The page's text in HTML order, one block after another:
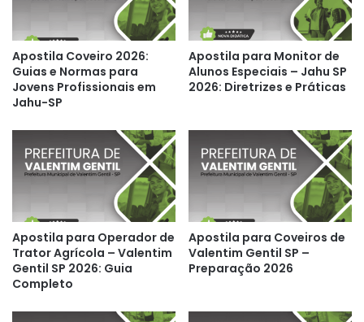
Apostila Coveiro 2026:
Guias e Normas para
Jovens Profissionais em
Jahu-SP
Apostila para Monitor de
Alunos Especiais – Jahu SP
2026: Diretrizes e Práticas
Apostila para Operador de
Trator Agrícola – Valentim
Gentil SP 2026: Guia
Completo
Apostila para Coveiros de
Valentim Gentil SP –
Preparação 2026